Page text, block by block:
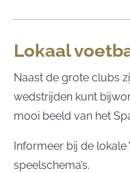
Lokaal
Naast de grote clubs
wedstrijden kunt
mooi beeld van het
Informeer bij de
speelschema’s.